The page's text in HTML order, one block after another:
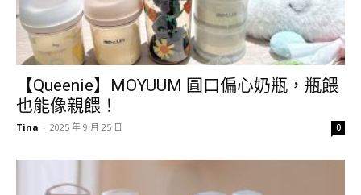
【Queenie】MOYUUM 圓口偏心奶瓶，瓶餵
也能像親餵！
Tina - 2025 年 9 月 25 日 0